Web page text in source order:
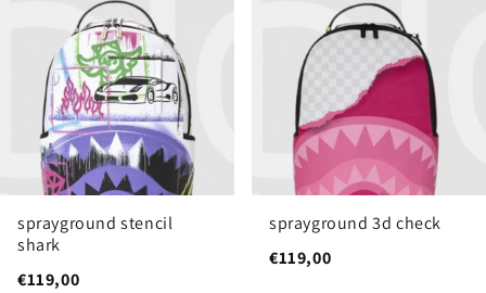
sprayground stencil
shark
€119,00
sprayground 3d check
€119,00